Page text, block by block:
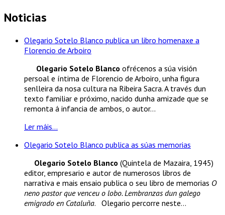
Noticias
Olegario Sotelo Blanco publica un libro homenaxe a
Florencio de Arboiro
Olegario Sotelo Blanco ofrécenos a súa visión
persoal e íntima de Florencio de Arboiro, unha figura
senlleira da nosa cultura na Ribeira Sacra. A través dun
texto familiar e próximo, nacido dunha amizade que se
remonta á infancia de ambos, o autor...
Ler máis...
Olegario Sotelo Blanco publica as súas memorias
Olegario Sotelo Blanco (Quintela de Mazaira, 1945)
editor, empresario e autor de numerosos libros de
narrativa e mais ensaio publica o seu libro de memorias O
neno pastor que venceu o lobo. Lembranzas dun galego
emigrado en Cataluña. Olegario percorre neste...